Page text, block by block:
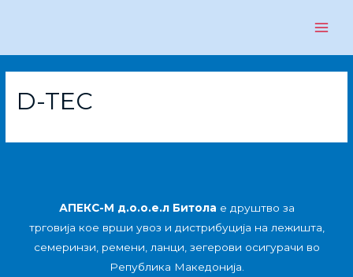
D-TEC
АПЕКС-М д.о.о.е.л Битола е друштво за
трговија кое врши увоз и дистрибуција на лежишта,
семеринзи, ремени, ланци, зегерови осигурачи во
Република Македонија.